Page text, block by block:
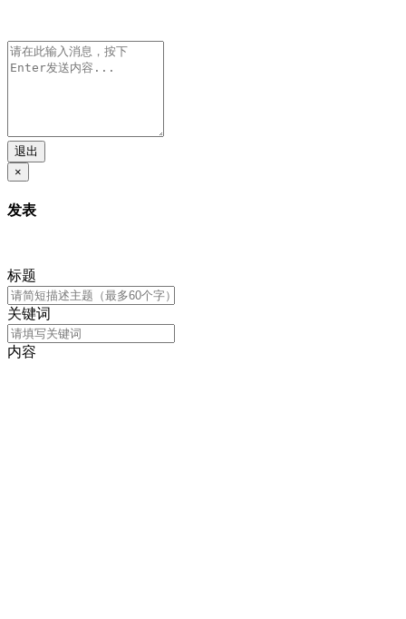
退出
×
发表
标题
关键词
内容